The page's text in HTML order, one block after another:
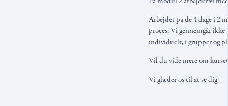
Arbejdet på de 4 dage i 2
proces. Vi gennemgår
individuelt, i grupper og
Vil du vide mere om
Vi glæder os til at se dig